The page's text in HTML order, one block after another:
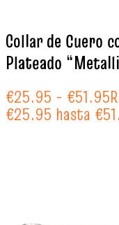
Collar de Cuero
Plateado
€25.95 - €51.95
€25.95 hasta